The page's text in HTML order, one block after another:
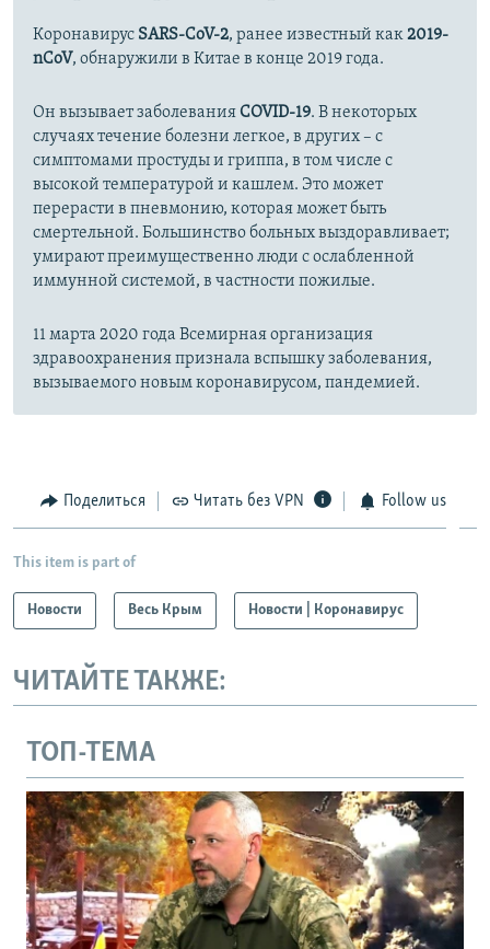
Коронавирус SARS-CoV-2, ранее известный как2019-
nCoV, обнаружили в Китае в конце 2019 года.
Он вызывает заболеванияCOVID-19. В некоторых
случаях течение болезни легкое, в других – с
симптомами простуды и гриппа, в том числе с
высокой температурой и кашлем. Это может
перерасти в пневмонию, которая может быть
смертельной. Большинство больных выздоравливает;
умирают преимущественно люди с ослабленной
иммунной системой, в частности пожилые.
11 марта 2020 года Всемирная организация
здравоохранения признала вспышку заболевания,
вызываемого новым коронавирусом, пандемией.
Поделиться Читать без VPN Follow us
This item is part of
Новости Весь Крым Новости | Коронавирус
ЧИТАЙТЕ ТАКЖЕ:
ТОП-ТЕМА